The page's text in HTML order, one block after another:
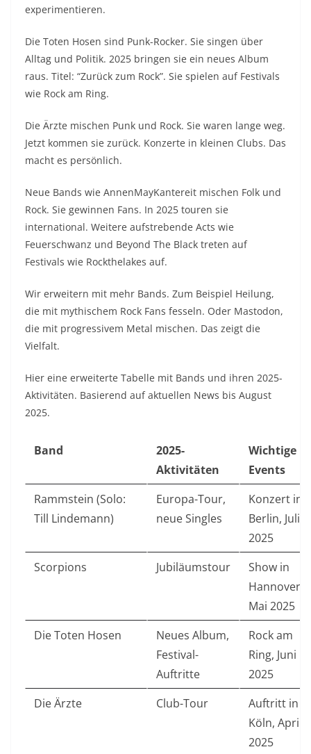
experimentieren.
Die Toten Hosen sind Punk-Rocker. Sie singen über
Alltag und Politik. 2025 bringen sie ein neues Album
raus. Titel: “Zurück zum Rock”. Sie spielen auf Festivals
wie Rock am Ring.
Die Ärzte mischen Punk und Rock. Sie waren lange weg.
Jetzt kommen sie zurück. Konzerte in kleinen Clubs. Das
macht es persönlich.
Neue Bands wie AnnenMayKantereit mischen Folk und
Rock. Sie gewinnen Fans. In 2025 touren sie
international. Weitere aufstrebende Acts wie
Feuerschwanz und Beyond The Black treten auf
Festivals wie Rockthelakes auf.
Wir erweitern mit mehr Bands. Zum Beispiel Heilung,
die mit mythischem Rock Fans fesseln. Oder Mastodon,
die mit progressivem Metal mischen. Das zeigt die
Vielfalt.
Hier eine erweiterte Tabelle mit Bands und ihren 2025-
Aktivitäten. Basierend auf aktuellen News bis August
2025.
Band
2025-
Aktivitäten
Wichtige
Events
Rammstein (Solo:
Till Lindemann)
Europa-Tour,
neue Singles
Konzert in
Berlin, Juli
2025
Scorpions
Jubiläumstour
Show in
Hannover,
Mai 2025
Die Toten Hosen
Neues Album,
Festival-
Auftritte
Rock am
Ring, Juni
2025
Die Ärzte
Club-Tour
Auftritt in
Köln, April
2025